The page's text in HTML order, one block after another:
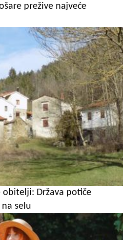
prežive najveće
Država potiče
selu